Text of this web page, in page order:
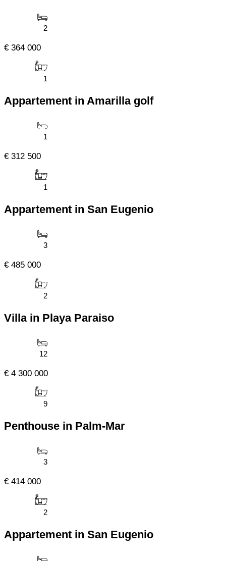
2
€ 364 000
1
Appartement in Amarilla golf
1
€ 312 500
1
Appartement in San Eugenio
3
€ 485 000
2
Villa in Playa Paraiso
12
€ 4 300 000
9
Penthouse in Palm-Mar
3
€ 414 000
2
Appartement in San Eugenio